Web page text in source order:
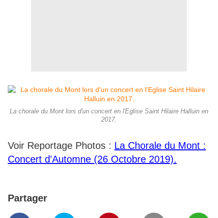
La chorale du Mont lors d'un concert en l'Eglise Saint Hilaire Halluin en
2017.
Voir Reportage Photos : La Chorale du Mont :
Concert d'Automne (26 Octobre 2019).
Partager